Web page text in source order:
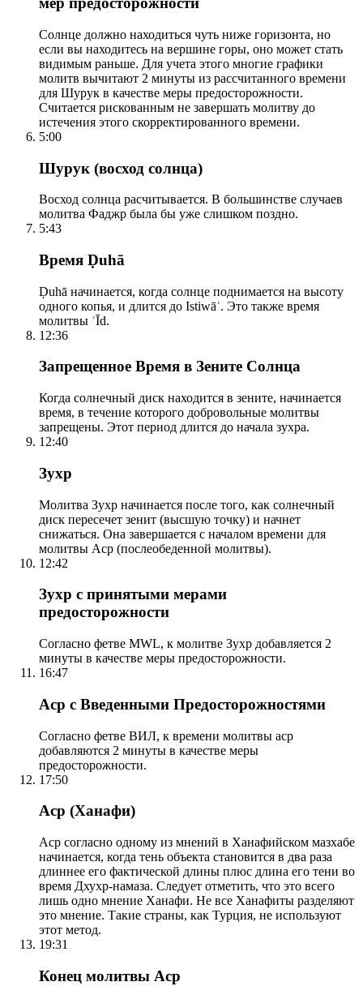
Солнце должно находиться чуть ниже горизонта, но
если вы находитесь на вершине горы, оно может стать
видимым раньше. Для учета этого многие графики
молитв вычитают 2 минуты из рассчитанного времени
для Шурук в качестве меры предосторожности.
Считается рискованным не завершать молитву до
истечения этого скорректированного времени.
5:00
Шурук (восход солнца)
Восход солнца расчитывается. В большинстве случаев
молитва Фаджр была бы уже слишком поздно.
5:43
Время Ḍuhā
Ḍuhā начинается, когда солнце поднимается на высоту
одного копья, и длится до Istiwāʾ. Это также время
молитвы ʿĪd.
12:36
Запрещенное Время в Зените Солнца
Когда солнечный диск находится в зените, начинается
время, в течение которого добровольные молитвы
запрещены. Этот период длится до начала зухра.
12:40
Зухр
Молитва Зухр начинается после того, как солнечный
диск пересечет зенит (высшую точку) и начнет
снижаться. Она завершается с началом времени для
молитвы Аср (послеобеденной молитвы).
12:42
Зухр с принятыми мерами
предосторожности
Согласно фетве MWL, к молитве Зухр добавляется 2
минуты в качестве меры предосторожности.
16:47
Аср с Введенными Предосторожностями
Согласно фетве ВИЛ, к времени молитвы аср
добавляются 2 минуты в качестве меры
предосторожности.
17:50
Аср (Ханафи)
Аср согласно одному из мнений в Ханафийском мазхабе
начинается, когда тень объекта становится в два раза
длиннее его фактической длины плюс длина его тени во
время Дхухр-намаза. Следует отметить, что это всего
лишь одно мнение Ханафи. Не все Ханафиты разделяют
это мнение. Такие страны, как Турция, не используют
этот метод.
19:31
Конец молитвы Аср